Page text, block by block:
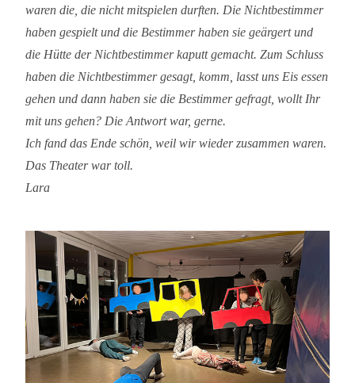
waren die, die nicht mitspielen durften. Die Nichtbestimmer
haben gespielt und die Bestimmer haben sie geärgert und
die Hütte der Nichtbestimmer kaputt gemacht. Zum Schluss
haben die Nichtbestimmer gesagt, komm, lasst uns Eis essen
gehen und dann haben sie die Bestimmer gefragt, wollt Ihr
mit uns gehen? Die Antwort war, gerne.
Ich fand das Ende schön, weil wir wieder zusammen waren.
Das Theater war toll.
Lara